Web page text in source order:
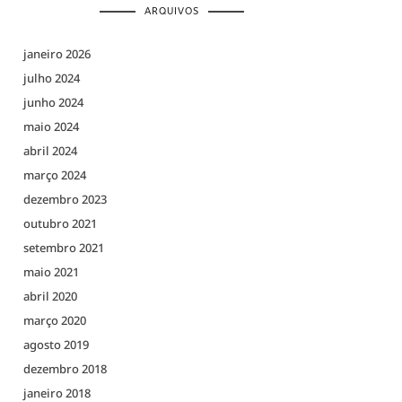
ARQUIVOS
janeiro 2026
julho 2024
junho 2024
maio 2024
abril 2024
março 2024
dezembro 2023
outubro 2021
setembro 2021
maio 2021
abril 2020
março 2020
agosto 2019
dezembro 2018
janeiro 2018